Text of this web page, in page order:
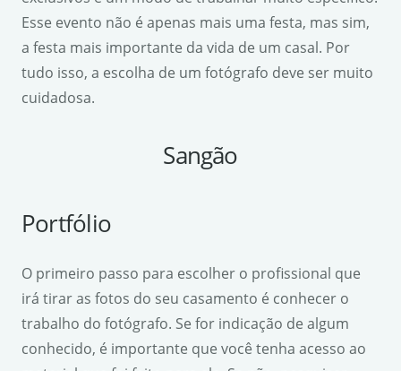
Esse evento não é apenas mais uma festa, mas sim,
a festa mais importante da vida de um casal. Por
tudo isso, a escolha de um fotógrafo deve ser muito
cuidadosa.
Sangão
Portfólio
O primeiro passo para escolher o profissional que
irá tirar as fotos do seu casamento é conhecer o
trabalho do fotógrafo. Se for indicação de algum
conhecido, é importante que você tenha acesso ao